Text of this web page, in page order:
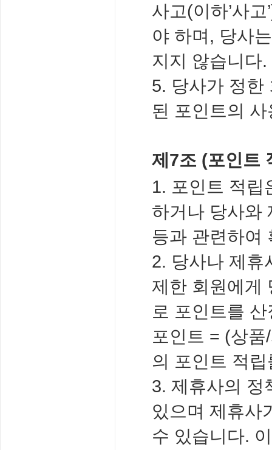
사고(이하’사
야 하며, 당사
지지 않습니다.
5. 당사가 정한
된 포인트의
제7조 (포인트
1. 포인트 적립
하거나 당사와
등과 관련하여
2. 당사나 제휴
제한 회원에게
로 포인트를
포인트 = (상
의 포인트 적
3. 제휴사의 정
있으며 제휴사
수 있습니다.